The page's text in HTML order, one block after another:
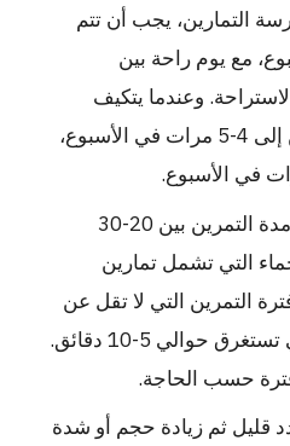
التمارين، يجب أن تتم
الأسبوع، مع يوم راحة بين
وعندما يتكيف
الجسم، يمكن زيادة التمارين إلى 4-5 مرات في الأسبوع،
مدة التمرين: يجب أن تكون مدة التمرين بين 20-30
التي تشمل تمارين
10 دقائق، وفترة التمرين التي لا تقل عن
12 دقيقة، وفترة التهدئة التي تستغرق حوالي 5-10 دقائق.
حسب الحاجة.
قليل ثم زيادة حجم أو شدة